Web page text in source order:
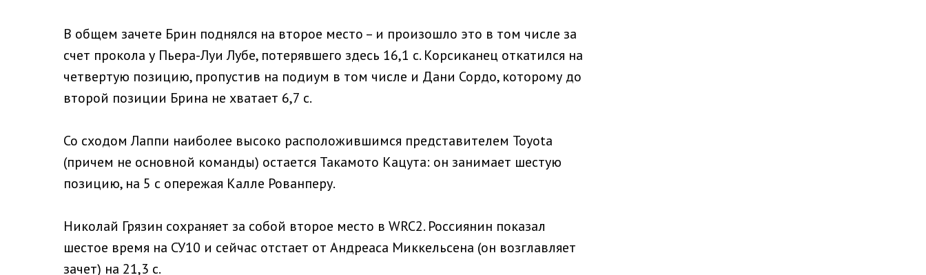
В общем зачете Брин поднялся на второе место – и произошло это в том числе за
счет прокола у Пьера-Луи Лубе, потерявшего здесь 16,1 с. Корсиканец откатился на
четвертую позицию, пропустив на подиум в том числе и Дани Сордо, которому до
второй позиции Брина не хватает 6,7 с.
Со сходом Лаппи наиболее высоко расположившимся представителем Toyota
(причем не основной команды) остается Такамото Кацута: он занимает шестую
позицию, на 5 с опережая Калле Рованперу.
Николай Грязин сохраняет за собой второе место в WRC2. Россиянин показал
шестое время на СУ10 и сейчас отстает от Андреаса Миккельсена (он возглавляет
зачет) на 21,3 с.